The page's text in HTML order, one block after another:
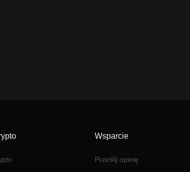
miejsce docelowe tych
Wsparcie
Prześlij opinię